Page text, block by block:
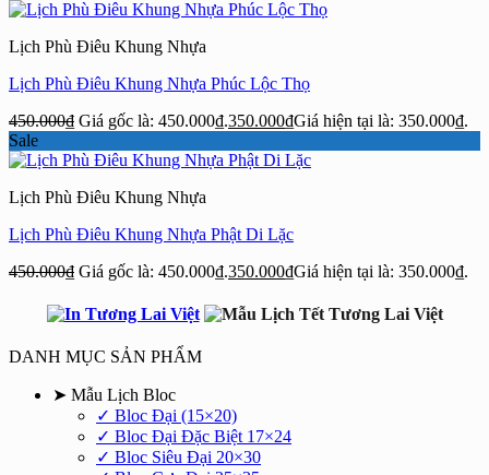
Lịch Phù Điêu Khung Nhựa
Lịch Phù Điêu Khung Nhựa Phúc Lộc Thọ
450.000₫ Giá gốc là: 450.000₫.350.000₫Giá hiện tại là: 350.000₫.
Sale
Lịch Phù Điêu Khung Nhựa
Lịch Phù Điêu Khung Nhựa Phật Di Lặc
450.000₫ Giá gốc là: 450.000₫.350.000₫Giá hiện tại là: 350.000₫.
DANH MỤC SẢN PHẨM
➤ Mẫu Lịch Bloc
✓ Bloc Đại (15×20)
✓ Bloc Đại Đặc Biệt 17×24
✓ Bloc Siêu Đại 20×30